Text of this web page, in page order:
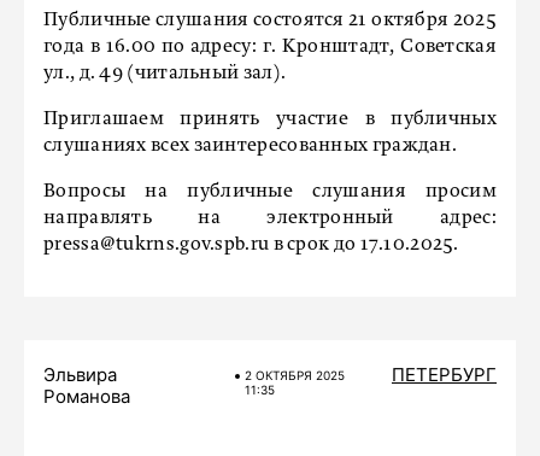
Публичные слушания состоятся 21 октября 2025
года в 16.00 по адресу: г. Кронштадт, Советская
ул., д. 49 (читальный зал).
Приглашаем принять участие в публичных
слушаниях всех заинтересованных граждан.
Вопросы на публичные слушания просим
направлять на электронный адрес:
pressa@tukrns.gov.spb.ru в срок до 17.10.2025.
Эльвира
Романова
2 ОКТЯБРЯ 2025
11:35
ПЕТЕРБУРГ